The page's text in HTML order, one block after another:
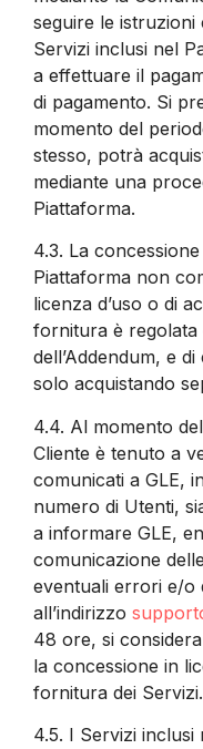
seguire le
Servizi inclusi nel
a effettuare il
di pagamento. Si
momento del
stesso, potrà
mediante una
Piattaforma.
4.3. La
Piattaforma non
licenza d’uso o di
fornitura è regolata
dell’Addendum, e
solo acquistando
4.4. Al momento
Cliente è tenuto a
comunicati a GLE,
numero di Utenti,
a informare GLE,
comunicazione
eventuali errori e/o
all’indirizzo
48 ore, si
la concessione in
fornitura dei Servizi.
4.5. I Servizi inclusi